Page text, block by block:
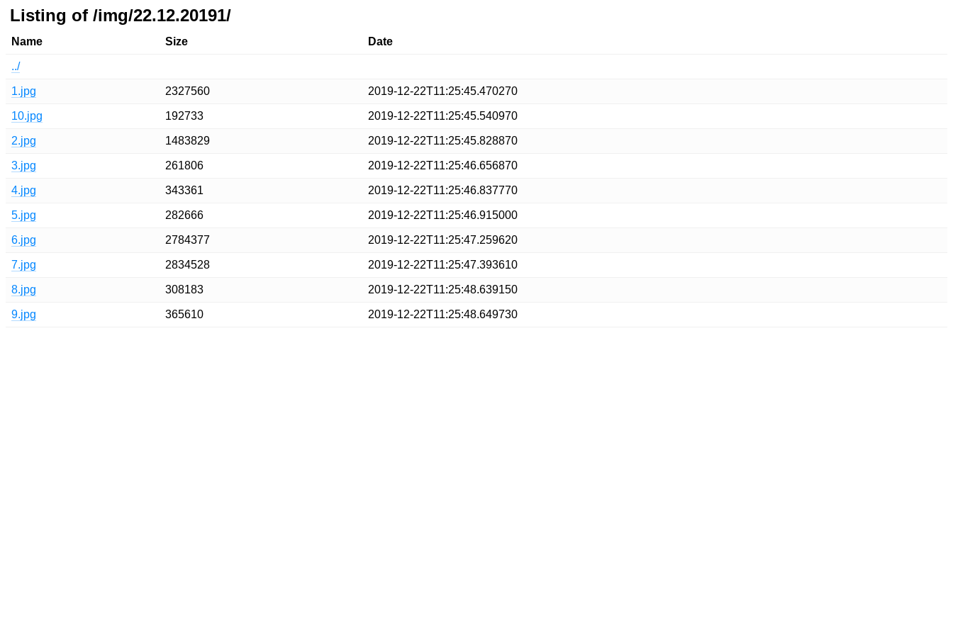
Listing of /img/22.12.20191/
Name Size Date
../
1.jpg 2327560 2019-12-22T11:25:45.470270
10.jpg 192733 2019-12-22T11:25:45.540970
2.jpg 1483829 2019-12-22T11:25:45.828870
3.jpg 261806 2019-12-22T11:25:46.656870
4.jpg 343361 2019-12-22T11:25:46.837770
5.jpg 282666 2019-12-22T11:25:46.915000
6.jpg 2784377 2019-12-22T11:25:47.259620
7.jpg 2834528 2019-12-22T11:25:47.393610
8.jpg 308183 2019-12-22T11:25:48.639150
9.jpg 365610 2019-12-22T11:25:48.649730